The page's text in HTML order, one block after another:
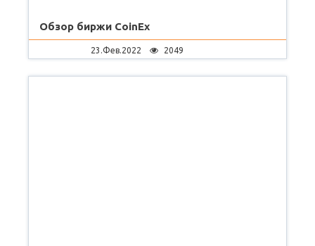
Обзор биржи CoinEx
23.Фев.2022 2049